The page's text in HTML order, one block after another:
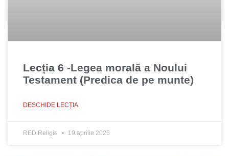
Lecția 6 -Legea morală a Noului
Testament (Predica de pe munte)
DESCHIDE LECȚIA
RED Religie 19 aprilie 2025